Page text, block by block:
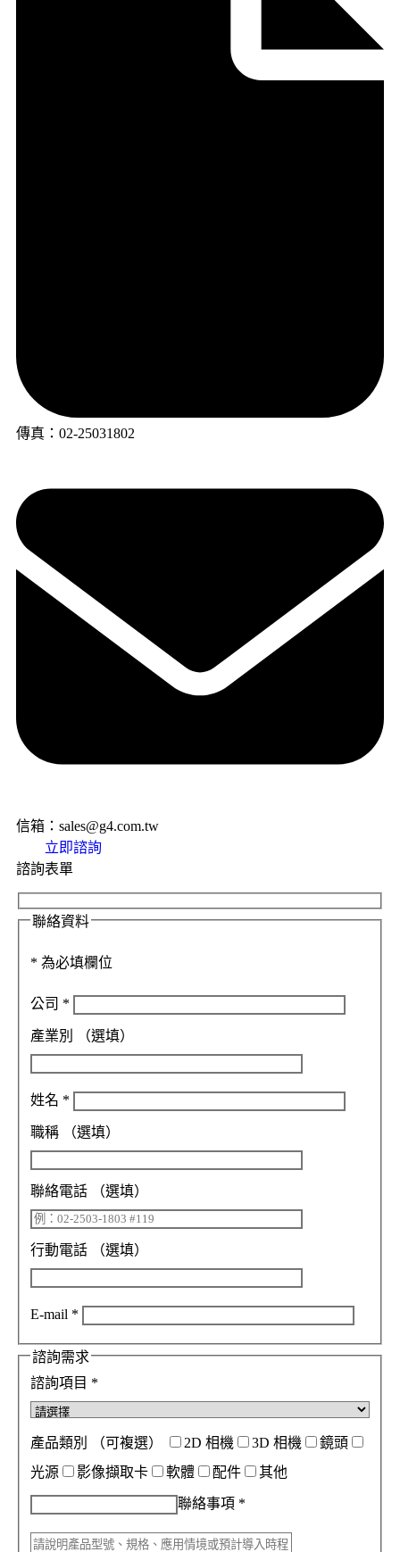
傳真：02-25031802
信箱：sales@g4.com.tw
立即諮詢
諮詢表單
聯絡資料
* 為必填欄位
公司 *
產業別 （選填）
姓名 *
職稱 （選填）
聯絡電話 （選填）
行動電話 （選填）
E-mail *
諮詢需求
諮詢項目 *
產品類別 （可複選） 2D 相機 3D 相機
鏡頭
光源
影像擷取卡 軟體 配件 其他
聯絡事項 *